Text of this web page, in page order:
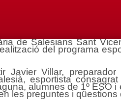
de Salesians Sant
del programa
Javier Villar,
esportista
alumnes de 1º ESO
les preguntes i